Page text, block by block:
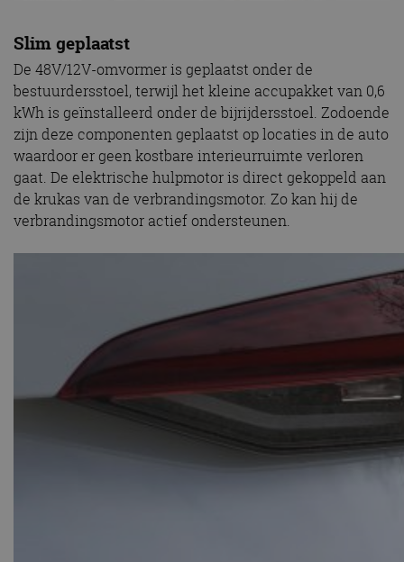
Slim geplaatst
De 48V/12V-omvormer is geplaatst onder de
bestuurdersstoel, terwijl het kleine accupakket van 0,6
kWh is geïnstalleerd onder de bijrijdersstoel. Zodoende
zijn deze componenten geplaatst op locaties in de auto
waardoor er geen kostbare interieurruimte verloren
gaat. De elektrische hulpmotor is direct gekoppeld aan
de krukas van de verbrandingsmotor. Zo kan hij de
verbrandingsmotor actief ondersteunen.